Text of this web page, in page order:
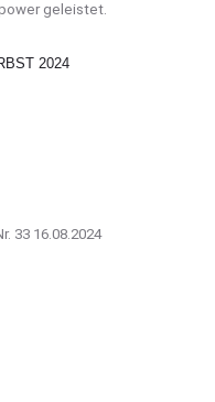
geleistet.
2024
33 16.08.2024